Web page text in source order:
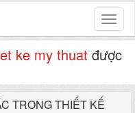
ke my thuat được
TRONG THIẾT KẾ